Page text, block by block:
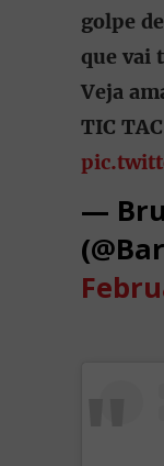
golpe
que vai
Veja
TIC
—